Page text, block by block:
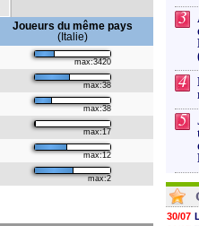
Joueurs du même pays
(Italie)
max:3420
max:38
max:38
max:17
max:12
max:2
3
4
5
30/07